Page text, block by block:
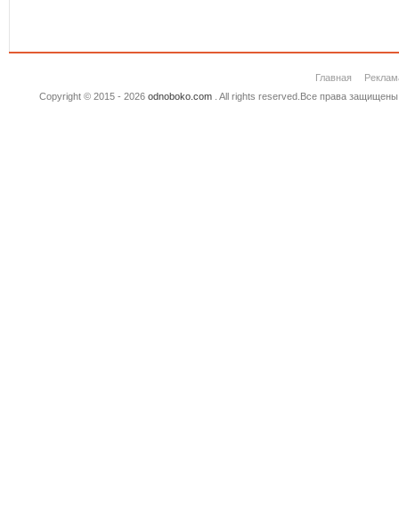
Главная
Copyright © 2015 - 2026 odnoboko.com. All rights reserved.Все права защищены.